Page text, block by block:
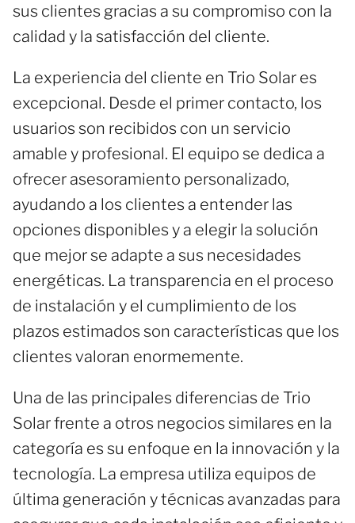
sus clientes gracias a su compromiso con la
calidad y la satisfacción del cliente.
La experiencia del cliente en Trio Solar es
excepcional. Desde el primer contacto, los
usuarios son recibidos con un servicio
amable y profesional. El equipo se dedica a
ofrecer asesoramiento personalizado,
ayudando a los clientes a entender las
opciones disponibles y a elegir la solución
que mejor se adapte a sus necesidades
energéticas. La transparencia en el proceso
de instalación y el cumplimiento de los
plazos estimados son características que los
clientes valoran enormemente.
Una de las principales diferencias de Trio
Solar frente a otros negocios similares en la
categoría es su enfoque en la innovación y la
tecnología. La empresa utiliza equipos de
última generación y técnicas avanzadas para